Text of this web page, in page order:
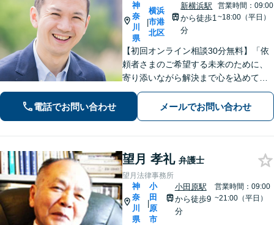
神
奈
川
県
|
横浜
市港
北区
新横浜駅
から徒歩1
分
営業時間：09:00
~18:00（平日）
【初回オンライン相談30分無料】「依
頼者さまのご希望する未来のために、
寄り添いながら解決まで心を込めて対
応します」不動産契約や売買、家賃滞
納など不動産トラブル／離婚協議や調
停など離婚問題／相続・遺言も対応
電話でお問い合わせ メールでお問い合わせ
望月 孝礼 弁護士
望月法律事務所
神
奈
川
県
|
小
田
原
市
小田原駅
から徒歩9
分
営業時間：09:00
~21:00（平日）